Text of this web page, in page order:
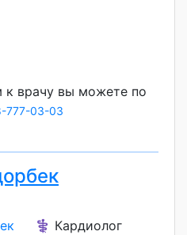
к врачу вы можете по
777-03-03
⚕️ Кардиолог